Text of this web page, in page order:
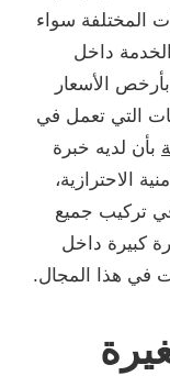
المختلفة سواء
داخل
الأسعار
التي تعمل في
بأن لديه خبرة
الاحترازية،
تركيب جميع
كبيرة داخل
في هذا المجال.